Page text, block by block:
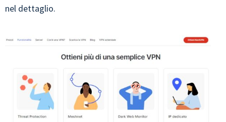
nel dettaglio.